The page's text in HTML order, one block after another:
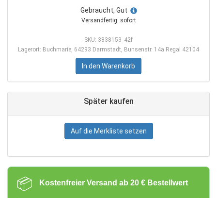
Gebraucht, Gut
Versandfertig: sofort
SKU: 3838153_42f
Lagerort: Buchmarie, 64293 Darmstadt, Bunsenstr. 14a Regal 42104
In den Warenkorb
Später kaufen
Auf die Merkliste setzen
📦 Kostenfreier Versand ab 20 € Bestellwert